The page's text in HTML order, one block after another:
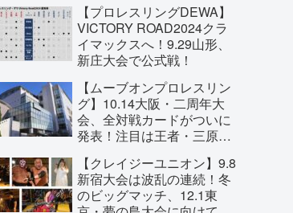
な！
【プロレスリングDEWA】
VICTORY ROAD2024クラ
イマックスへ！9.29山形、
新庄大会で公式戦！
【ムーブオンプロレスリン
グ】10.14大阪・二周年大
会、全対戦カードがついに
発表！注目は王者・三原一
MoveOn無差別王座戦！
【クレイジーユニオン】9.8
新宿大会は波乱の連続！冬
のビッグマッチ、12.1東